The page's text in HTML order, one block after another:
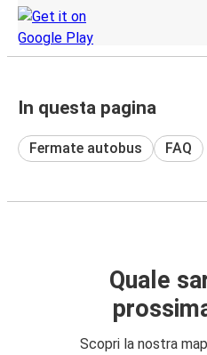
In questa pagina
Fermate autobus FAQ
Quale
Scopri la nostra